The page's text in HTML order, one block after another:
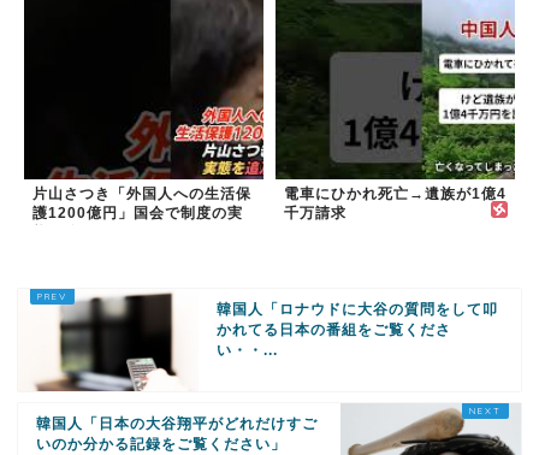
片山さつき「外国人への生活保
護1200億円」国会で制度の実
電車にひかれ死亡→遺族が1億4
千万請求
韓国人「ロナウドに大谷の質問をして叩
かれてる日本の番組をご覧くださ
い・・...
韓国人「日本の大谷翔平がどれだけすご
いのか分かる記録をご覧ください」